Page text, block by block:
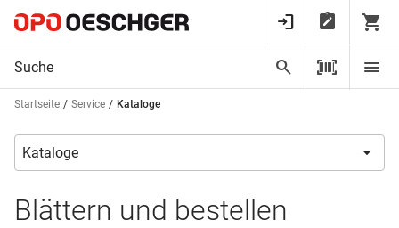
Startseite Service Kataloge
Blättern und bestellen